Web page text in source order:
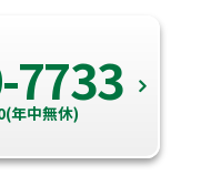
7733
年中無休)